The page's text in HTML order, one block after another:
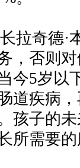
拉奇德·
，否则
今5岁以
道疾病
孩子的
所需要